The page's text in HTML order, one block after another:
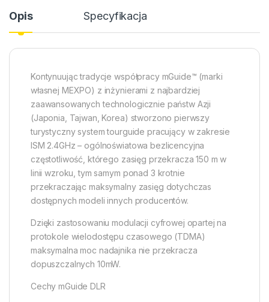
Opis Specyfikacja
Kontynuując tradycje współpracy mGuide™ (marki
własnej MEXPO) z inżynierami z najbardziej
zaawansowanych technologicznie państw Azji
(Japonia, Tajwan, Korea) stworzono pierwszy
turystyczny system tourguide pracujący w zakresie
ISM 2.4GHz – ogólnoświatowa bezlicencyjna
częstotliwość, którego zasięg przekracza 150 m w
linii wzroku, tym samym ponad 3 krotnie
przekraczając maksymalny zasięg dotychczas
dostępnych modeli innych producentów.
Dzięki zastosowaniu modulacji cyfrowej opartej na
protokole wielodostępu czasowego (TDMA)
maksymalna moc nadajnika nie przekracza
dopuszczalnych 10mW.
Cechy mGuide DLR